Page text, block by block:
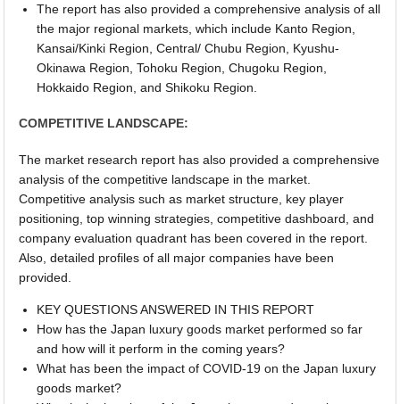
The report has also provided a comprehensive analysis of all
the major regional markets, which include Kanto Region,
Kansai/Kinki Region, Central/ Chubu Region, Kyushu-
Okinawa Region, Tohoku Region, Chugoku Region,
Hokkaido Region, and Shikoku Region.
COMPETITIVE LANDSCAPE:
The market research report has also provided a comprehensive
analysis of the competitive landscape in the market.
Competitive analysis such as market structure, key player
positioning, top winning strategies, competitive dashboard, and
company evaluation quadrant has been covered in the report.
Also, detailed profiles of all major companies have been
provided.
KEY QUESTIONS ANSWERED IN THIS REPORT
How has the Japan luxury goods market performed so far
and how will it perform in the coming years?
What has been the impact of COVID-19 on the Japan luxury
goods market?